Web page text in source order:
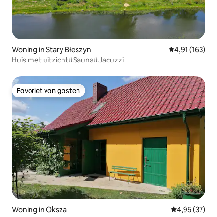
Woning in Stary Błeszyn Gemiddelde
4,91 (163)
Huis met uitzicht#Sauna#Jacuzzi
Favoriet van gasten
Favoriet van gasten
Woning in Oksza Gemiddelde
4,95 (37)